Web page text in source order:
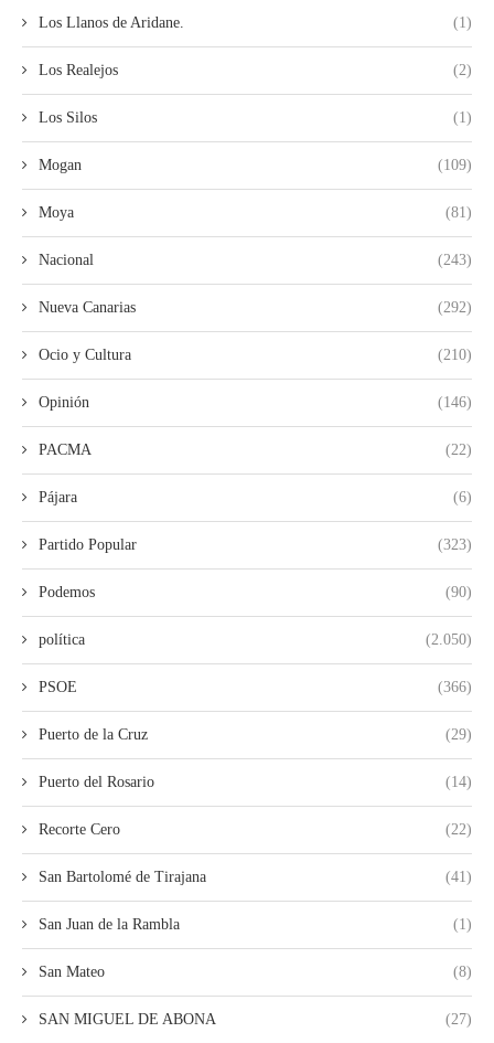
Los Llanos de Aridane. (1)
Los Realejos (2)
Los Silos (1)
Mogan (109)
Moya (81)
Nacional (243)
Nueva Canarias (292)
Ocio y Cultura (210)
Opinión (146)
PACMA (22)
Pájara (6)
Partido Popular (323)
Podemos (90)
política (2.050)
PSOE (366)
Puerto de la Cruz (29)
Puerto del Rosario (14)
Recorte Cero (22)
San Bartolomé de Tirajana (41)
San Juan de la Rambla (1)
San Mateo (8)
SAN MIGUEL DE ABONA (27)